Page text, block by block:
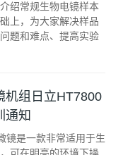
绍常规生物电镜样本
上，为大家解决样品
题和难点、提高实验
机组日立HT7800
通知
镜是一款非常适用于生
可在明亮的环境下操